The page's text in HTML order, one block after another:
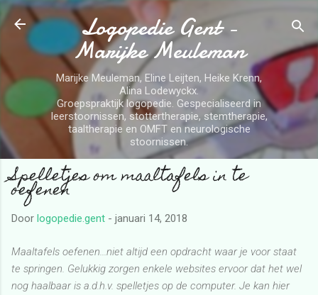
Doorgaan naar hoofdcontent
Logopedie Gent -
Marijke Meuleman
Marijke Meuleman, Eline Leijten, Heike Krenn,
Alina Lodewyckx.
Groepspraktijk logopedie. Gespecialiseerd in
leerstoornissen, stottertherapie, stemtherapie,
taaltherapie en OMFT en neurologische
stoornissen.
Spelletjes om maaltafels in te
oefenen
Door logopedie.gent - januari 14, 2018
Maaltafels oefenen...niet altijd een opdracht waar je voor staat
te springen. Gelukkig zorgen enkele websites ervoor dat het wel
nog haalbaar is a.d.h.v. spelletjes op de computer. Je kan hier